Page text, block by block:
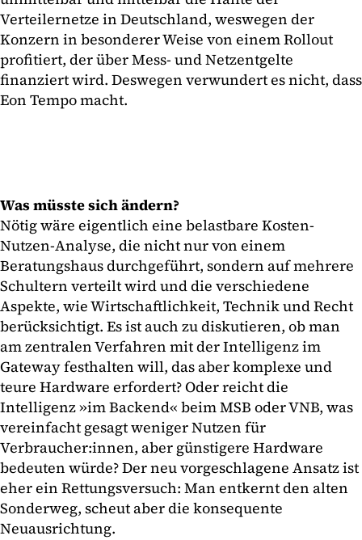
Verteilernetze in Deutschland, weswegen der
Konzern in besonderer Weise von einem Rollout
profitiert, der über Mess- und Netzentgelte
finanziert wird. Deswegen verwundert es nicht, dass
Eon Tempo macht.
Was müsste sich ändern?
Nötig wäre eigentlich eine belastbare Kosten-
Nutzen-Analyse, die nicht nur von einem
Beratungshaus durchgeführt, sondern auf mehrere
Schultern verteilt wird und die verschiedene
Aspekte, wie Wirtschaftlichkeit, Technik und Recht
berücksichtigt. Es ist auch zu diskutieren, ob man
am zentralen Verfahren mit der Intelligenz im
Gateway festhalten will, das aber komplexe und
teure Hardware erfordert? Oder reicht die
Intelligenz »im Backend« beim MSB oder VNB, was
vereinfacht gesagt weniger Nutzen für
Verbraucher:innen, aber günstigere Hardware
bedeuten würde? Der neu vorgeschlagene Ansatz ist
eher ein Rettungsversuch: Man entkernt den alten
Sonderweg, scheut aber die konsequente
Neuausrichtung.